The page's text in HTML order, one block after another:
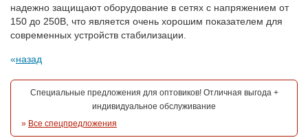
надежно защищают оборудование в сетях с напряжением от
150 до 250В, что является очень хорошим показателем для
современных устройств стабилизации.
назад
Специальные предложения для оптовиков! Отличная выгода +
индивидуальное обслуживание
» Все спецпредложения